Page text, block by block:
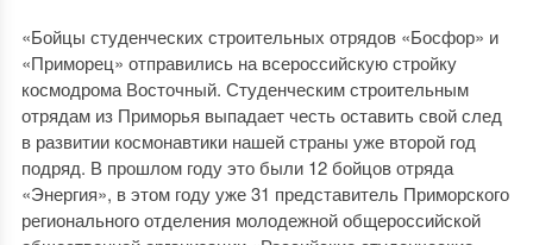
«Бойцы студенческих строительных отрядов «Босфор» и
«Приморец» отправились на всероссийскую стройку
космодрома Восточный. Студенческим строительным
отрядам из Приморья выпадает честь оставить свой след
в развитии космонавтики нашей страны уже второй год
подряд. В прошлом году это были 12 бойцов отряда
«Энергия», в этом году уже 31 представитель Приморского
регионального отделения молодежной общероссийской